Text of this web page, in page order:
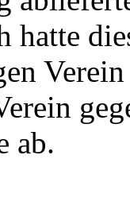
hatte
ab.